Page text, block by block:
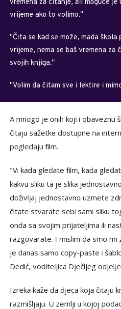
vremena za čitanje, ali moguće je
vrijeme ako to volimo.''
''Čita se kad se može, mada škola
vrijeme, nema se baš vremena za
svojih knjiga.''
"Volim da čitam sve i lektire i
A mnogo je onih koji i obaveznu
čitaju sažetke dostupne na
pogledaju film.
"Vi kada gledate film, kada
kakvu sliku ta je slika
doživljaj jednostavno uzmete
čitate stvarate sebi sami sliku
onda sa svojim prijateljima ili
razgovarate. I mislim da smo mi
je danas samo copy-paste i
Dedić, voditeljica Dječijeg
Izreka kaže da djeca koja čitaju
razmišljaju. U zemlji u kojoj